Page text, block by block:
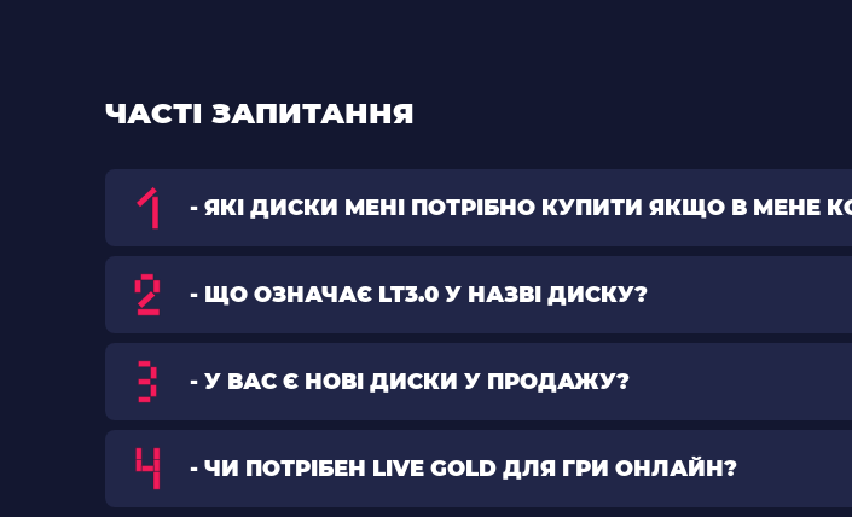
ЧАСТІ ЗАПИТАННЯ
- ЯКІ ДИСКИ МЕНІ ПОТРІБНО КУПИТИ ЯКЩО В МЕНЕ
- ЩО ОЗНАЧАЄ LT3.0 У НАЗВІ ДИСКУ?
- У ВАС Є НОВІ ДИСКИ У ПРОДАЖУ?
- ЧИ ПОТРІБЕН LIVE GOLD ДЛЯ ГРИ ОНЛАЙН?